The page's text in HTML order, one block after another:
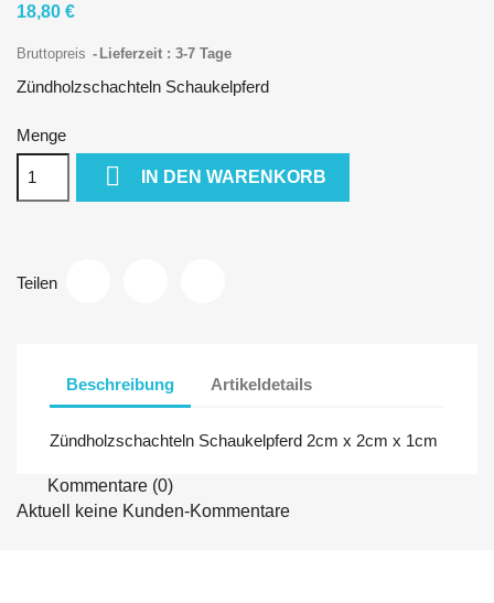
18,80 €
Bruttopreis Lieferzeit : 3-7 Tage
Zündholzschachteln Schaukelpferd
Menge
 IN DEN WARENKORB
Teilen
Beschreibung Artikeldetails
Zündholzschachteln Schaukelpferd 2cm x 2cm x 1cm
Kommentare (0)
Aktuell keine Kunden-Kommentare